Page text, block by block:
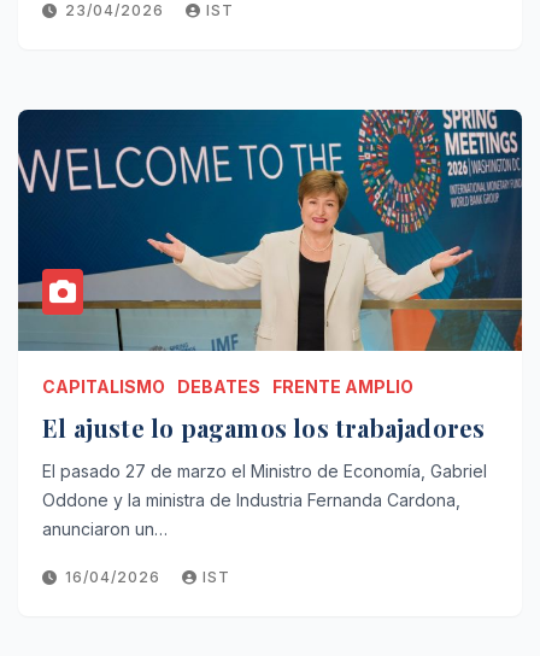
23/04/2026 IST
CAPITALISMO DEBATES FRENTE AMPLIO
El ajuste lo pagamos los trabajadores
El pasado 27 de marzo el Ministro de Economía, Gabriel
Oddone y la ministra de Industria Fernanda Cardona,
anunciaron un…
16/04/2026 IST